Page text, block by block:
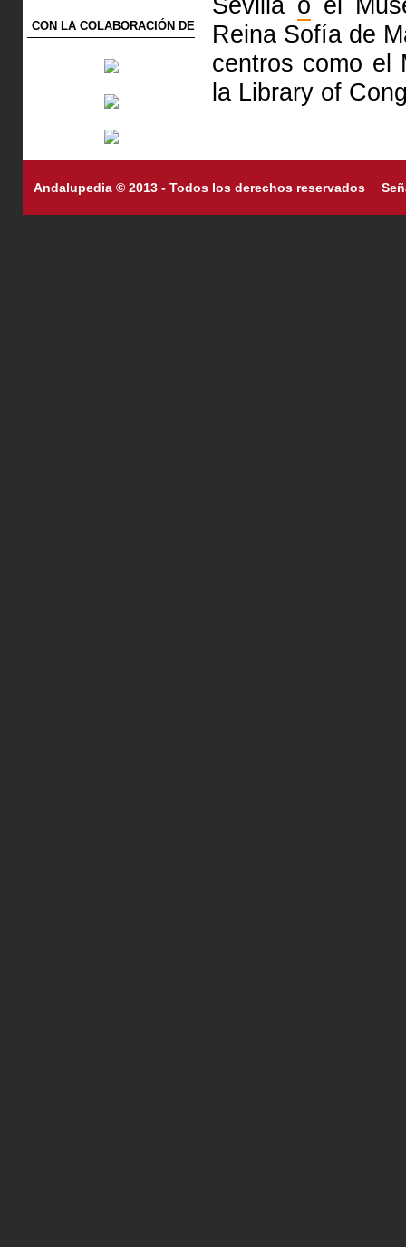
CON LA COLABORACIÓN DE
Reina Sofía de
centros como
la Library of
Andalupedia © 2013 - Todos los derechos reservados